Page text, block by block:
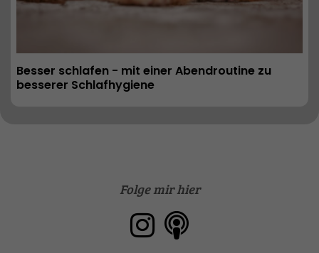
Besser schlafen - mit einer Abendroutine zu
besserer Schlafhygiene
Folge mir hier